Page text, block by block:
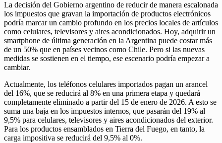
La decisión del Gobierno argentino de reducir de manera escalonada
los impuestos que gravan la importación de productos electrónicos
podría marcar un cambio profundo en los precios locales de artículos
como celulares, televisores y aires acondicionados. Hoy, adquirir un
smartphone de última generación en la Argentina puede costar más
de un 50% que en países vecinos como Chile. Pero si las nuevas
medidas se sostienen en el tiempo, ese escenario podría empezar a
cambiar.
Actualmente, los teléfonos celulares importados pagan un arancel
del 16%, que se reducirá al 8% en una primera etapa y quedará
completamente eliminado a partir del 15 de enero de 2026. A esto se
suma una baja en los impuestos internos, que pasarán del 19% al
9,5% para celulares, televisores y aires acondicionados del exterior.
Para los productos ensamblados en Tierra del Fuego, en tanto, la
carga impositiva se reducirá del 9,5% al 0%.